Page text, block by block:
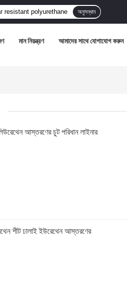
অনুসন্ধান
মান নিয়ন্ত্রণ আমাদের সাথে যোগাযোগ করুন
আস্তরণের চুট পরিধান লাইনার
শীট ঢালাই ইউরেথেন আস্তরণের